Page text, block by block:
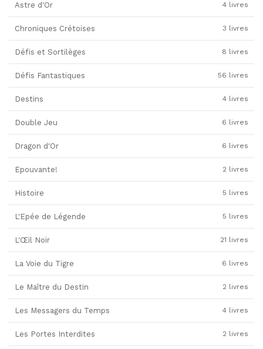
Astre d'Or 4 livres
Chroniques Crétoises 3 livres
Défis et Sortilèges 8 livres
Défis Fantastiques 56 livres
Destins 4 livres
Double Jeu 6 livres
Dragon d'Or 6 livres
Epouvante! 2 livres
Histoire 5 livres
L'Epée de Légende 5 livres
L'Œil Noir 21 livres
La Voie du Tigre 6 livres
Le Maître du Destin 2 livres
Les Messagers du Temps 4 livres
Les Portes Interdites 2 livres